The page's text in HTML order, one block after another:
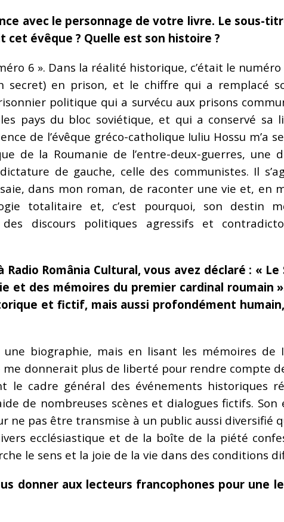
avec le personnage de votre livre. Le sous-
cet évêque ? Quelle est son histoire ?
6 ». Dans la réalité historique, c’était le
secret) en prison, et le chiffre qui a remplacé
politique qui a survécu aux prisons
pays du bloc soviétique, et qui a conservé sa
de l’évêque gréco-catholique Iuliu Hossu m’a
de la Roumanie de l’entre-deux-guerres, une
de gauche, celle des communistes. Il
dans mon roman, de raconter une vie et, en
totalitaire et, c’est pourquoi, son destin
des discours politiques agressifs et
România Cultural, vous avez déclaré : «
des mémoires du premier cardinal roumain
et fictif, mais aussi profondément
une biographie, mais en lisant les mémoires de
donnerait plus de liberté pour rendre compte
le cadre général des événements historiques
de nombreuses scènes et dialogues fictifs. Son
pas être transmise à un public aussi diversifié
ecclésiastique et de la boîte de la piété
le sens et la joie de la vie dans des conditions
donner aux lecteurs francophones pour une